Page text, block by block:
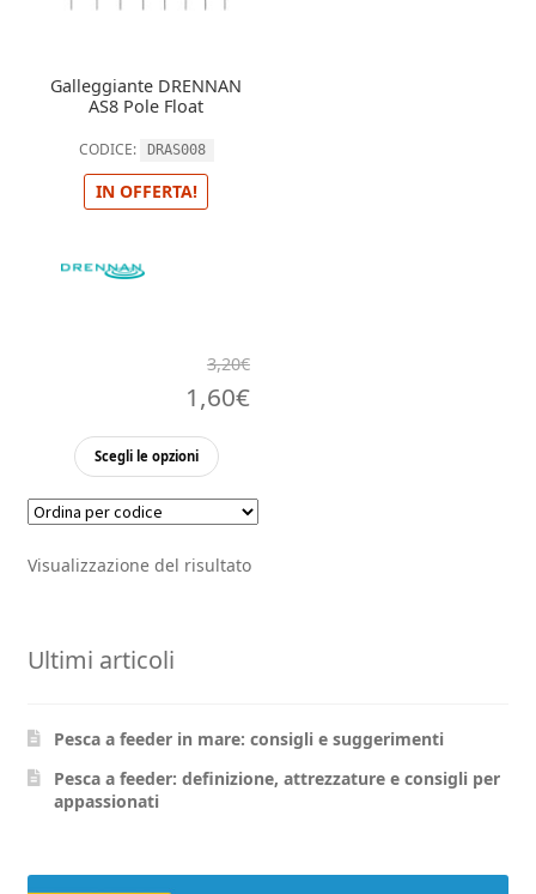
Galleggiante DRENNAN
AS8 Pole Float
CODICE: DRAS008
IN OFFERTA!
3,20€
prezzo
originale
3,20€.
1,60€Il
è:
1,60€.
Scegli le opzioni
Questo
ha
varianti.
nella
pagina
Visualizzazione del risultato
Ultimi articoli
Pesca a feeder in mare: consigli e suggerimenti
Pesca a feeder: definizione, attrezzature e consigli per
appassionati